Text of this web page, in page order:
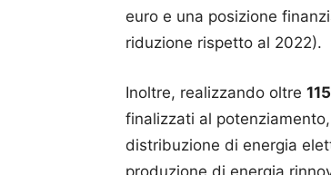
euro e una posizione
riduzione rispetto al 2022).
Inoltre, realizzando oltre
finalizzati al
distribuzione di energia
produzione di energia